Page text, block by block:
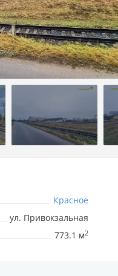
Красное
ул. Привокзальная
773.1 м2